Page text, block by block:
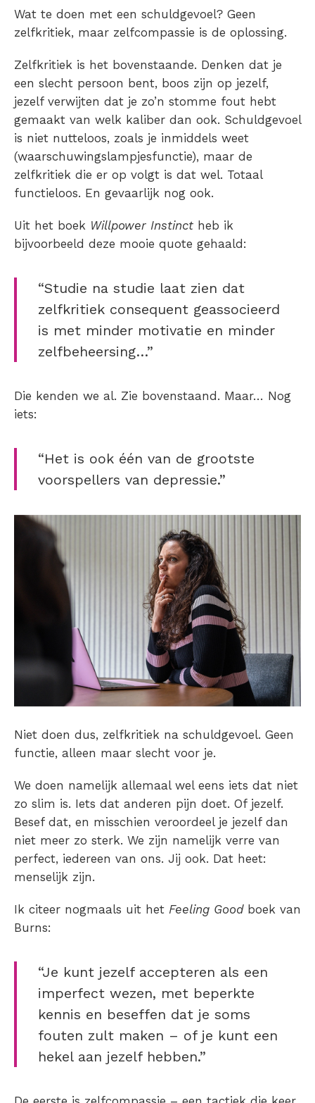
Wat te doen met een schuldgevoel? Geen
zelfkritiek, maar zelfcompassie is de oplossing.
Zelfkritiek is het bovenstaande. Denken dat je
een slecht persoon bent, boos zijn op jezelf,
jezelf verwijten dat je zo’n stomme fout hebt
gemaakt van welk kaliber dan ook. Schuldgevoel
is niet nutteloos, zoals je inmiddels weet
(waarschuwingslampjesfunctie), maar de
zelfkritiek die er op volgt is dat wel. Totaal
functieloos. En gevaarlijk nog ook.
Uit het boek Willpower Instinct heb ik
bijvoorbeeld deze mooie quote gehaald:
“Studie na studie laat zien dat
zelfkritiek consequent geassocieerd
is met minder motivatie en minder
zelfbeheersing…”
Die kenden we al. Zie bovenstaand. Maar… Nog
iets:
“Het is ook één van de grootste
voorspellers van depressie.”
Niet doen dus, zelfkritiek na schuldgevoel. Geen
functie, alleen maar slecht voor je.
We doen namelijk allemaal wel eens iets dat niet
zo slim is. Iets dat anderen pijn doet. Of jezelf.
Besef dat, en misschien veroordeel je jezelf dan
niet meer zo sterk. We zijn namelijk verre van
perfect, iedereen van ons. Jij ook. Dat heet:
menselijk zijn.
Ik citeer nogmaals uit het Feeling Goodboek van
Burns:
“Je kunt jezelf accepteren als een
imperfect wezen, met beperkte
kennis en beseffen dat je soms
fouten zult maken – of je kunt een
hekel aan jezelf hebben.”